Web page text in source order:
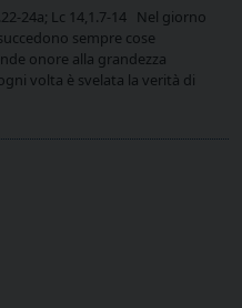
24a; Lc 14,1.7-14 Nel giorno
sempre cose
onore alla grandezza
volta è svelata la verità di